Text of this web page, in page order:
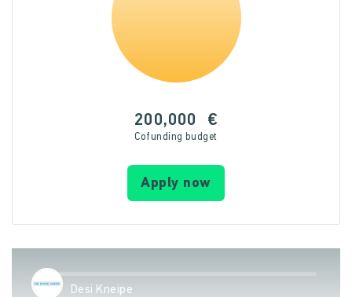
200,000 €
Cofunding budget
Apply now
Desi Kneipe